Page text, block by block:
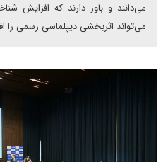
می‌دانند و باور دارند که افزایش
می‌تواند اثربخشی دیپلماسی رسمی را